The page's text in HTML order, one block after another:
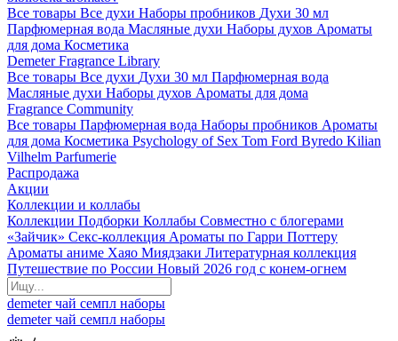
Все товары Все духи Наборы пробников Духи 30 мл
Парфюмерная вода Масляные духи Наборы духов Ароматы
для дома Косметика
Demeter Fragrance Library
Все товары Все духи Духи 30 мл Парфюмерная вода
Масляные духи Наборы духов Ароматы для дома
Fragrance Community
Все товары Парфюмерная вода Наборы пробников Ароматы
для дома Косметика Psychology of Sex Tom Ford Byredo Kilian
Vilhelm Parfumerie
Распродажа
Акции
Коллекции и коллабы
Коллекции Подборки Коллабы Совместно с блогерами
«Зайчик» Секс-коллекция Ароматы по Гарри Поттеру
Ароматы аниме Хаяо Миядзаки Литературная коллекция
Путешествие по России Новый 2026 год с конем-огнем
demeterчай семпл наборы
demeterчай семпл наборы